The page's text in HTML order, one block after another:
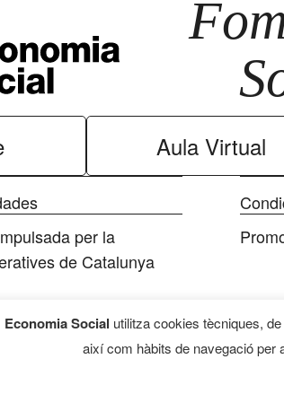
Aula Virtual
per la
de Catalunya
Social, 2026
Economia Social utilitza cookies tècniques,
així com hàbits de navegació per